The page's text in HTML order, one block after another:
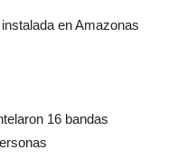
en Amazonas
16 bandas